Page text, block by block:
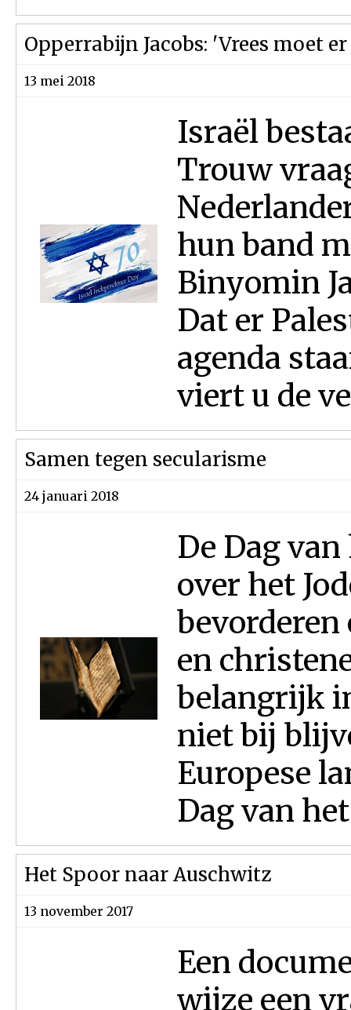
Opperrabijn Jacobs: 'Vrees moet
13 mei 2018
Israël
Trouw
hun band
Binyomin
Dat er
agenda
viert u de
Samen tegen secularisme
24 januari 2018
De Dag
over het
bevorderen
en
belangrijk
niet bij
Europese
Dag van
Het Spoor naar Auschwitz
13 november 2017
Een
wijze een